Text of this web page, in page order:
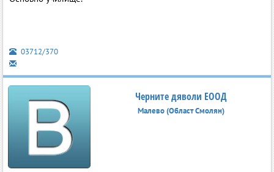
03712/370
Черните дяволи ЕООД
Малево (Област Смолян)